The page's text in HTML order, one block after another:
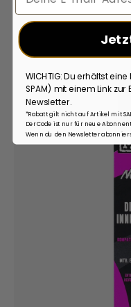
WICHTIG: Du erhältst
SPAM) mit einem Link
Newsletter.
*Rabatt gilt nicht auf Artikel mit
Der Code ist nur für neue
Wenn du den Newsletter